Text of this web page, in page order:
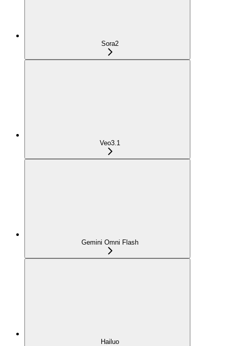
Sora2
Veo3.1
Gemini Omni Flash
Hailuo